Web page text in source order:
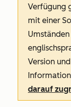
Verfügung
mit einer
Version
darauf